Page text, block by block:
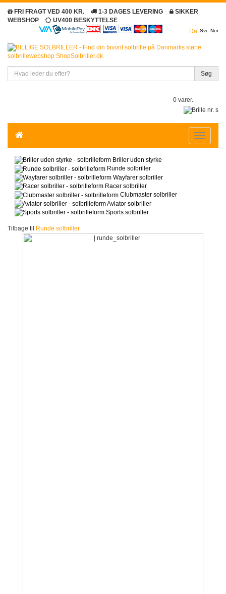
FRI FRAGT VED 400 KR. 1-3 DAGES LEVERING
SIKKER
WEBSHOP
UV400 BESKYTTELSE
Søg
0 varer.
Toggle
Briller uden styrke
Runde solbriller
Wayfarer solbriller
Racer solbriller
Clubmaster solbriller
Aviator solbriller
Sports solbriller
Tilbage til Runde solbriller